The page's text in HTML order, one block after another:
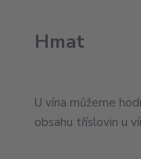
Hmat
U vína můžeme
obsahu tříslovin u